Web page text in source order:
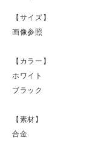
【サイズ】
画像参照
【カラー】
ホワイト
ブラック
【素材】
合金